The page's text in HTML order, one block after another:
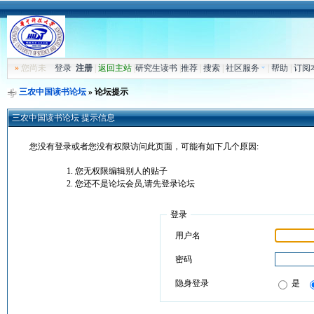
»您尚未 登录 注册| 返回主站| 研究生读书| 推荐| 搜索| 社区服务 帮助 订阅
三农中国读书论坛» 论坛提示
三农中国读书论坛 提示信息
您没有登录或者您没有权限访问此页面，可能有如下几个原因:
您无权限编辑别人的贴子
您还不是论坛会员,请先登录论坛
登录
用户名
密码
隐身登录 是